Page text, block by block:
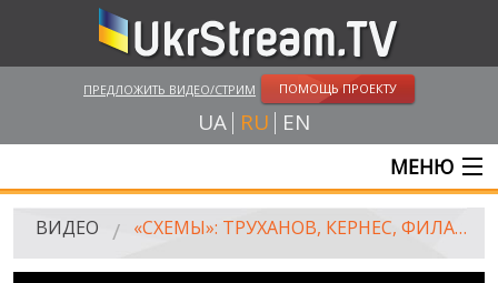
ПРЕДЛОЖИТЬ ВИДЕО/СТРИМ ПОМОЩЬ ПРОЕКТУ
UA RU EN
МЕНЮ
ГЛАВНАЯ
ВИДЕО «СХЕМЫ»: ТРУХАНОВ, КЕРНЕС, ФИЛАТОВ. ЗАЧЕМ МЭРАМ ГОРОДОВ «МУНИЦИПАЛЬНАЯ СТРАЖА»?